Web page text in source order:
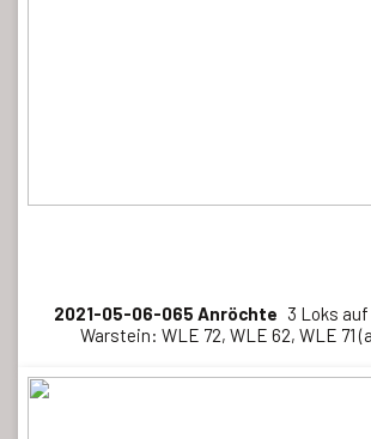
2021-05-06-065 Anröchte 3 Loks
Warstein: WLE 72, WLE 62, WLE 71